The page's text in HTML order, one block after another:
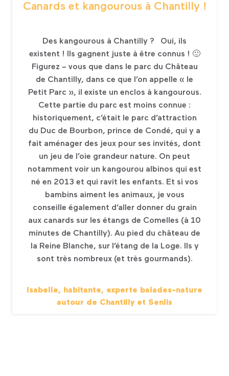
Canards et kangourous à Chantilly !
Des kangourous à Chantilly ? Oui, ils
existent ! Ils gagnent juste à être connus ! 🙂
Figurez – vous que dans le parc du Château
de Chantilly, dans ce que l’on appelle « le
Petit Parc », il existe un enclos à kangourous.
Cette partie du parc est moins connue :
historiquement, c’était le parc d’attraction
du Duc de Bourbon, prince de Condé, qui y a
fait aménager des jeux pour ses invités, dont
un jeu de l’oie grandeur nature. On peut
notamment voir un kangourou albinos qui est
né en 2013 et qui ravit les enfants. Et si vos
bambins aiment les animaux, je vous
conseille également d’aller donner du grain
aux canards sur les étangs de Comelles (à 10
minutes de Chantilly). Au pied du château de
la Reine Blanche, sur l’étang de la Loge. Ils y
sont très nombreux (et très gourmands).
Isabelle, habitante, experte balades-nature
autour de Chantilly et Senlis